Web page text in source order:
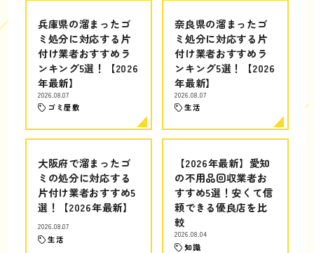
兵庫県の溜まったゴ
ミ処分に対応する片
付け業者おすすめラ
ンキング5選！【2026
年最新】
2026.08.07
ゴミ屋敷
奈良県の溜まったゴ
ミ処分に対応する片
付け業者おすすめラ
ンキング5選！【2026
年最新】
2026.08.07
生活
大阪府で溜まったゴ
ミの処分に対応する
片付け業者おすすめ5
選！【2026年最新】
2026.08.07
生活
【2026年最新】愛知
の不用品回収業者お
すすめ5選！安くて信
頼できる優良店を比
較
2026.08.04
知識